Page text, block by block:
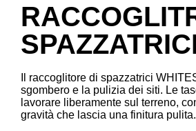
Il raccoglitore di spazzatrici
sgombero e la pulizia dei siti. Le
lavorare liberamente sul terreno,
gravità che lascia una finitura pulita.